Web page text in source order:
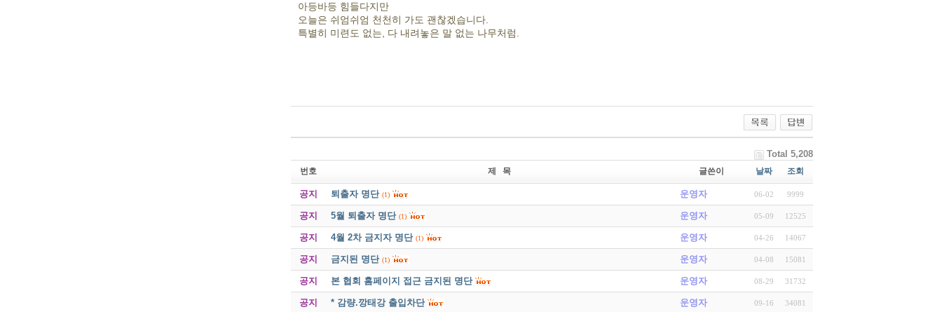
아등바등 힘들다지만
오늘은 쉬엄쉬엄 천천히 가도 괜찮겠습니다.
특별히 미련도 없는, 다 내려놓은 말 없는 나무처럼.
Total 5,208
번호 제 목 글쓴이 날짜 조회
공지 퇴출자 명단 (1) 운영자 06-02 9999
공지 5월 퇴출자 명단 (1) 운영자 05-09 12525
공지 4월 2차 금지자 명단 (1) 운영자 04-26 14067
공지 금지된 명단 (1) 운영자 04-08 15081
공지 본 협회 홈페이지 접근 금지된 명단 운영자 08-29 31732
공지 * 감량.깡태강 출입차단 운영자 09-16 34081